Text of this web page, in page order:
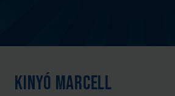
Kinyó Marcell